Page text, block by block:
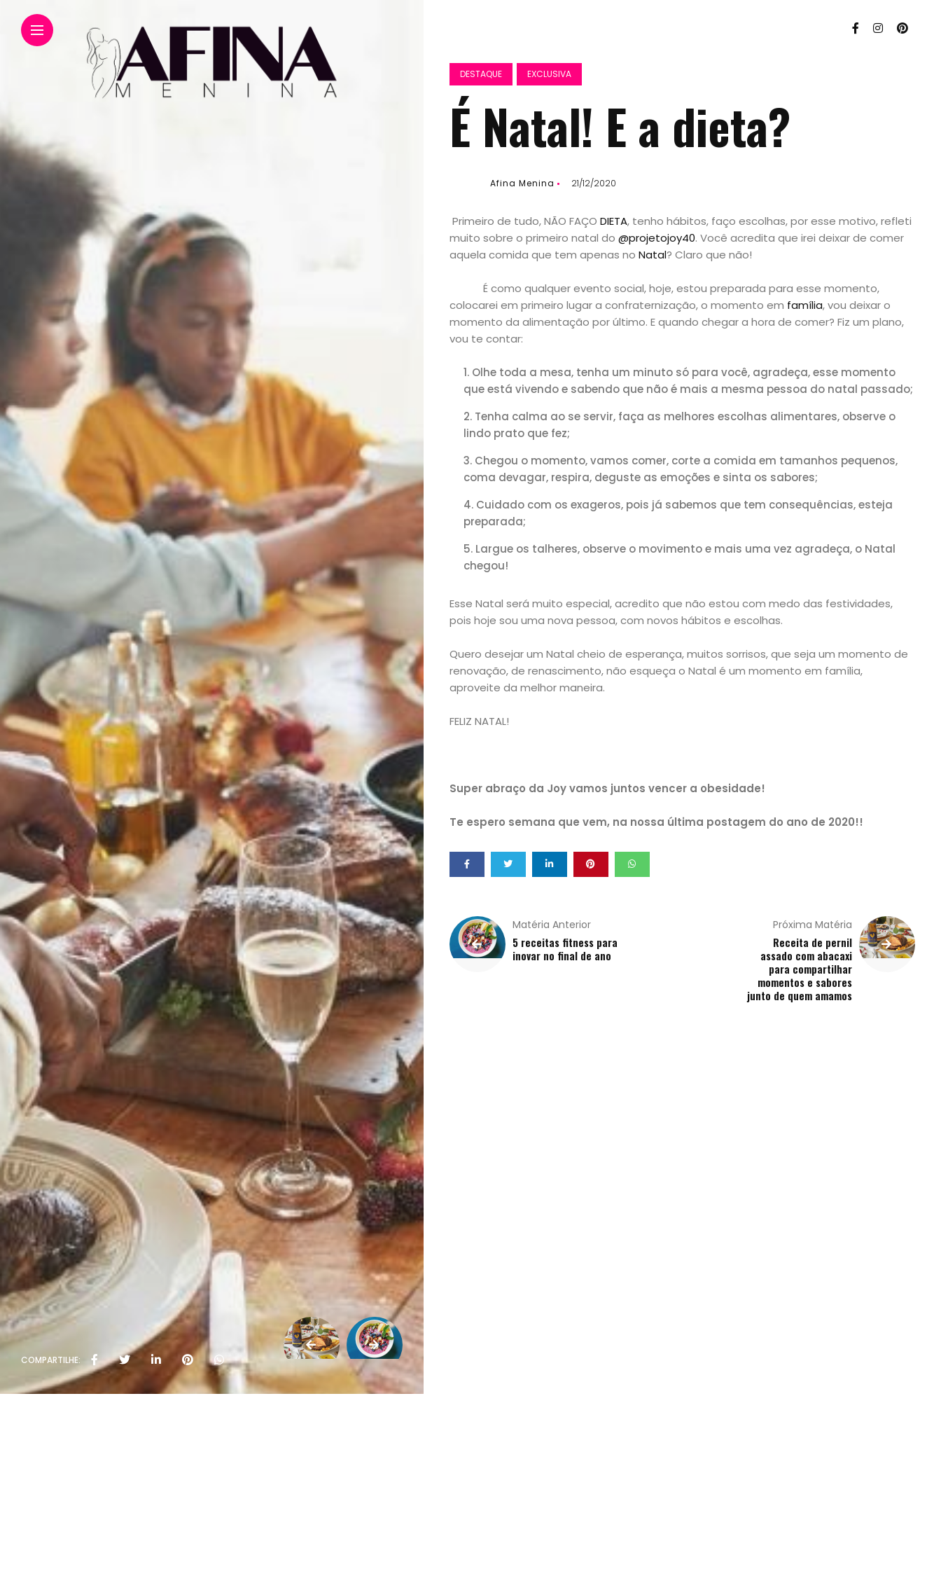
Início
Academia
Beleza
Bora
lá!
Casa
e
Exclusiva
Homem
Mães
Filhos
COMPARTILHE:
DESTAQUE EXCLUSIVA
É Natal! E a dieta?
Afina Menina 21/12/2020
Primeiro de tudo, NÃO FAÇO DIETA, tenho hábitos, faço escolhas, por esse motivo, refleti
muito sobre o primeiro natal do @projetojoy40. Você acredita que irei deixar de comer
aquela comida que tem apenas no Natal? Claro que não!
É como qualquer evento social, hoje, estou preparada para esse momento,
colocarei em primeiro lugar a confraternização, o momento em família, vou deixar o
momento da alimentação por último. E quando chegar a hora de comer? Fiz um plano,
vou te contar:
Olhe toda a mesa, tenha um minuto só para você, agradeça, esse momento
que está vivendo e sabendo que não é mais a mesma pessoa do natal passado;
Tenha calma ao se servir, faça as melhores escolhas alimentares, observe o
lindo prato que fez;
Chegou o momento, vamos comer, corte a comida em tamanhos pequenos,
coma devagar, respira, deguste as emoções e sinta os sabores;
Cuidado com os exageros, pois já sabemos que tem consequências, esteja
preparada;
Largue os talheres, observe o movimento e mais uma vez agradeça, o Natal
chegou!
Esse Natal será muito especial, acredito que não estou com medo das festividades,
pois hoje sou uma nova pessoa, com novos hábitos e escolhas.
Quero desejar um Natal cheio de esperança, muitos sorrisos, que seja um momento de
renovação, de renascimento, não esqueça o Natal é um momento em família,
aproveite da melhor maneira.
FELIZ NATAL!
Super abraço da Joy vamos juntos vencer a obesidade!
Te espero semana que vem, na nossa última postagem do ano de 2020!!
Matéria Anterior
5 receitas fitness para
inovar no final de ano
Próxima Matéria
Receita de pernil
assado com abacaxi
para compartilhar
momentos e sabores
junto de quem amamos